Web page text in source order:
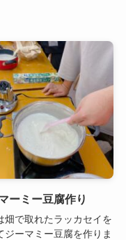
ーミー豆腐作り
畑で取れたラッカセイを
ジーマミー豆腐を作りま